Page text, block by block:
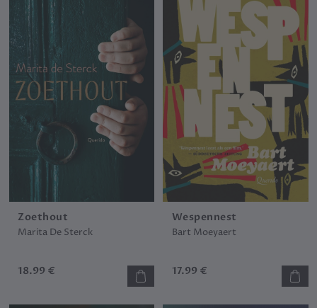
Zoethout
Marita De Sterck
18.99 €
Wespennest
Bart Moeyaert
17.99 €